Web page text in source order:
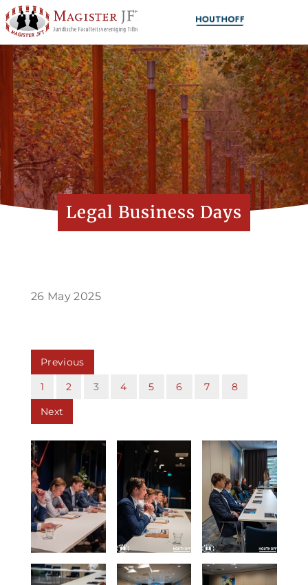
Legal Business Days
26 May 2025
Previous
1
2 3 4 5 6 7
8
Next